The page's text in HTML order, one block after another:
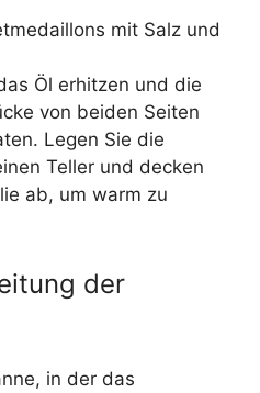
mit Salz und
Öl erhitzen und die
von beiden Seiten
Legen Sie die
Teller und decken
ab, um warm zu
der
in der das